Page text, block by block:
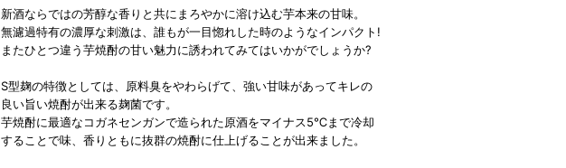
新酒ならではの芳醇な香りと共にまろやかに溶け込む芋本来の甘味。
無濾過特有の濃厚な刺激は、誰もが一目惚れした時のようなインパクト!
またひとつ違う芋焼酎の甘い魅力に誘われてみてはいかがでしょうか?
S型麹の特徴としては、原料臭をやわらげて、強い甘味があってキレの
良い旨い焼酎が出来る麹菌です。
芋焼酎に最適なコガネセンガンで造られた原酒をマイナス5℃まで冷却
することで味、香りともに抜群の焼酎に仕上げることが出来ました。